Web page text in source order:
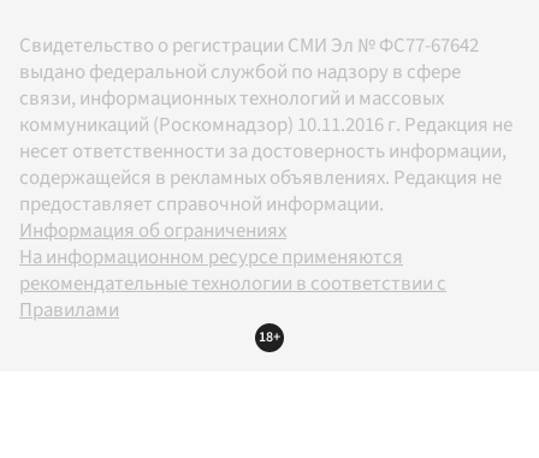
Свидетельство о регистрации СМИ Эл № ФС77-67642
выдано федеральной службой по надзору в сфере
связи, информационных технологий и массовых
коммуникаций (Роскомнадзор) 10.11.2016 г. Редакция не
несет ответственности за достоверность информации,
содержащейся в рекламных объявлениях. Редакция не
предоставляет справочной информации.
Информация об ограничениях
На информационном ресурсе применяются
рекомендательные технологии в соответствии с
Правилами
18+